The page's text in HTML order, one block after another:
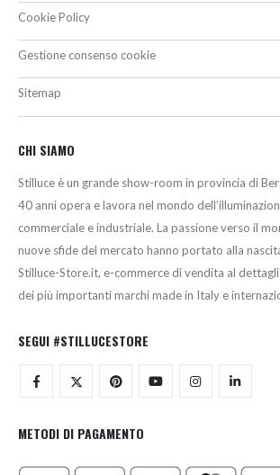
Cookie Policy
Gestione consenso cookie
Sitemap
CHI SIAMO
Stilluce è un grande show-room in provincia di
40 anni opera e lavora nel mondo
commerciale e industriale. La passione verso il
nuove sfide del mercato hanno portato alla
Stilluce-Store.it, e-commerce di vendita al
dei più importanti marchi made in Italy e
SEGUI #STILLUCESTORE
METODI DI PAGAMENTO